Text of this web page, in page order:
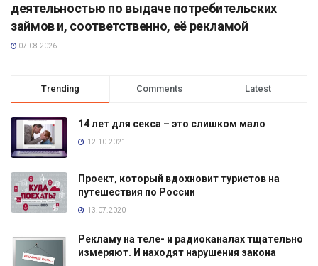
деятельностью по выдаче потребительских
займов и, соответственно, её рекламой
07.08.2026
Trending Comments Latest
14 лет для секса – это слишком мало
12.10.2021
Проект, который вдохновит туристов на
путешествия по России
13.07.2020
Рекламу на теле- и радиоканалах тщательно
измеряют. И находят нарушения закона